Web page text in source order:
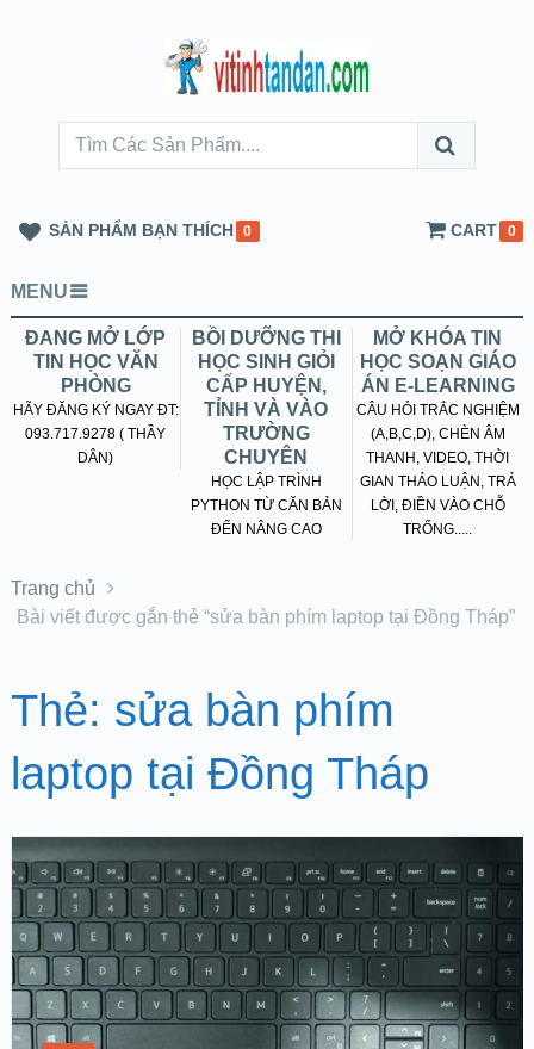
SẢN PHẨM BẠN THÍCH 0 CART 0
MENU
ĐANG MỞ LỚP
TIN HỌC VĂN
PHÒNG
HÃY ĐĂNG KÝ NGAY ĐT:
093.717.9278 ( THẦY
DÂN)
BỒI DƯỠNG THI
HỌC SINH GIỎI
CẤP HUYỆN,
TỈNH VÀ VÀO
TRƯỜNG
CHUYÊN
HỌC LẬP TRÌNH
PYTHON TỪ CĂN BẢN
ĐẾN NÂNG CAO
MỞ KHÓA TIN
HỌC SOẠN GIÁO
ÁN E-LEARNING
CÂU HỎI TRẮC NGHIỆM
(A,B,C,D), CHÈN ÂM
THANH, VIDEO, THỜI
GIAN THẢO LUẬN, TRẢ
LỜI, ĐIỀN VÀO CHỖ
TRỐNG.....
Trang chủ
Bài viết được gắn thẻ “sửa bàn phím laptop tại Đồng Tháp”
Thẻ: sửa bàn phím
laptop tại Đồng Tháp